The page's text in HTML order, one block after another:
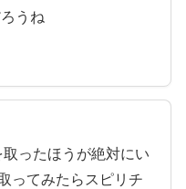
うね
ったほうが絶対にい
ってみたらスピリチ